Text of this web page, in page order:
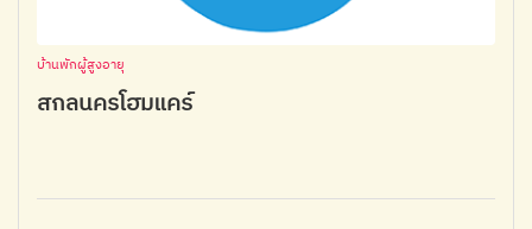
บ้านพักผู้สูงอายุ
สกลนครโฮมแคร์